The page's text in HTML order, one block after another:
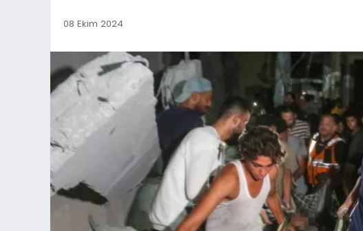
08 Ekim 2024